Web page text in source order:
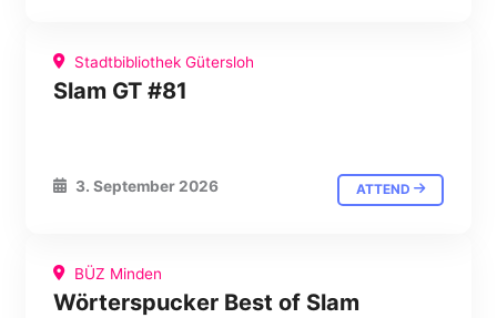
Stadtbibliothek Gütersloh
Slam GT #81
3. September 2026 ATTEND
BÜZ Minden
Wörterspucker Best of Slam